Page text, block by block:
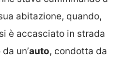
abitazione, quando,
è accasciato in strada
un’auto, condotta da